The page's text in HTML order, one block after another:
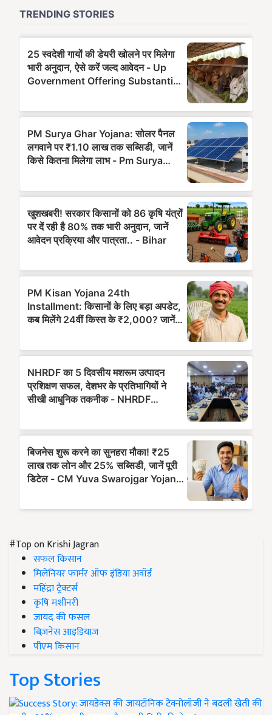
#Top on Krishi Jagran
सफल किसान
मिलेनियर फार्मर ऑफ इंडिया अवॉर्ड
महिंद्रा ट्रैक्टर्स
कृषि मशीनरी
जायद की फसल
बिज़नेस आइडियाज
पीएम किसान
Top Stories